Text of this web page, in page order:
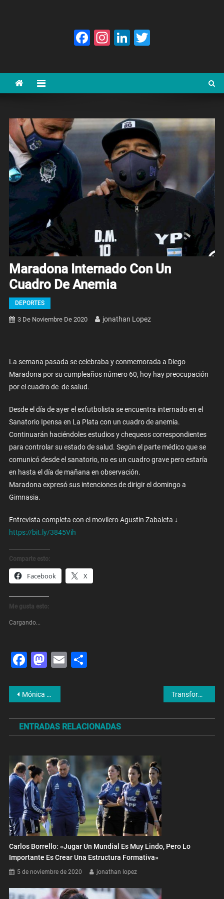
Facebook
Instagram
LinkedIn
Maradona Internado Con Un
Cuadro De Anemia
DEPORTES
3 De Noviembre De 2020 Jonathan Lopez
La semana pasada se celebraba y conmemorada a Diego
Maradona por su cumpleaños número 60, hoy hay preocupación
por el cuadro de de salud.
Desde el día de ayer el exfutbolista se encuentra internado en el
Sanatorio Ipensa en La Plata con un cuadro de anemia.
Continuarán haciéndoles estudios y chequeos correspondientes
para controlar su estado de salud. Según el parte médico que se
comunicó desde el sanatorio, no es un cuadro grave pero estaría
en hasta el día de mañana en observación.
Maradona expresó sus intenciones de dirigir el domingo a
Gimnasia.
Entrevista completa con el movilero Agustín Zabaleta ↓
https://bit.ly/3845Vih
Comparte esto:
Facebook X
Me gusta esto:
Cargando...
Facebook
Mastodon
EmailShare
Navegación
de
entradas
Mónica Santino: «Vinimos a poner un derecho en movimiento» Transformar la pasión en solidaridad
ENTRADAS RELACIONADAS
Carlos Borrello: «Jugar Un Mundial Es Muy Lindo, Pero Lo
Importante Es Crear Una Estructura Formativa»
5 de noviembre de 2020 jonathan lopez